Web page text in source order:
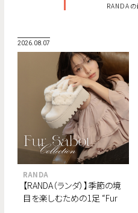
RANDA
2026.08.07
RANDA
【RANDA（ランダ）】季節の境
目を楽しむための1足 “Fur